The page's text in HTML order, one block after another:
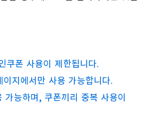
쿠폰 사용이 제한됩니다.
지에서만 사용 가능합니다.
능하며, 쿠폰끼리 중복 사용이